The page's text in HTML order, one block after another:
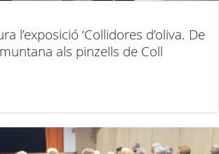
l’exposició ‘Collidores d’oliva. De
als pinzells de Coll